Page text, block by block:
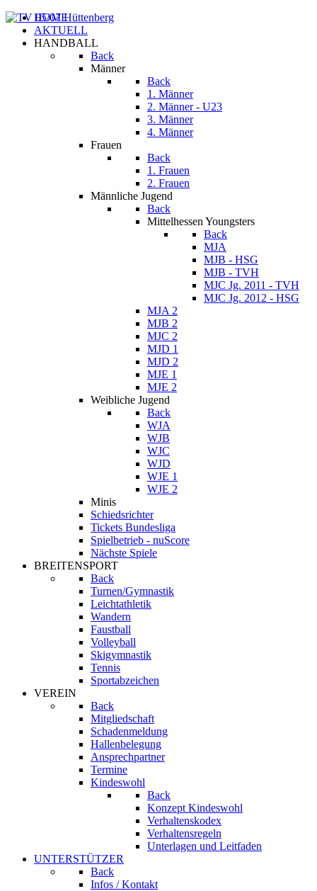
HOME
AKTUELL
HANDBALL
Back
Männer
Back
1. Männer
2. Männer - U23
3. Männer
4. Männer
Frauen
Back
1. Frauen
2. Frauen
Männliche Jugend
Back
Mittelhessen Youngsters
Back
MJA
MJB - HSG
MJB - TVH
MJC Jg. 2011 - TVH
MJC Jg. 2012 - HSG
MJA 2
MJB 2
MJC 2
MJD 1
MJD 2
MJE 1
MJE 2
Weibliche Jugend
Back
WJA
WJB
WJC
WJD
WJE 1
WJE 2
Minis
Schiedsrichter
Tickets Bundesliga
Spielbetrieb - nuScore
Nächste Spiele
BREITENSPORT
Back
Turnen/Gymnastik
Leichtathletik
Wandern
Faustball
Volleyball
Skigymnastik
Tennis
Sportabzeichen
VEREIN
Back
Mitgliedschaft
Schadenmeldung
Hallenbelegung
Ansprechpartner
Termine
Kindeswohl
Back
Konzept Kindeswohl
Verhaltenskodex
Verhaltensregeln
Unterlagen und Leitfaden
UNTERSTÜTZER
Back
Infos / Kontakt